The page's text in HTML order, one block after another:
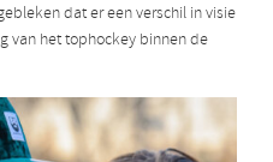
dat er een verschil in visie
van het tophockey binnen de